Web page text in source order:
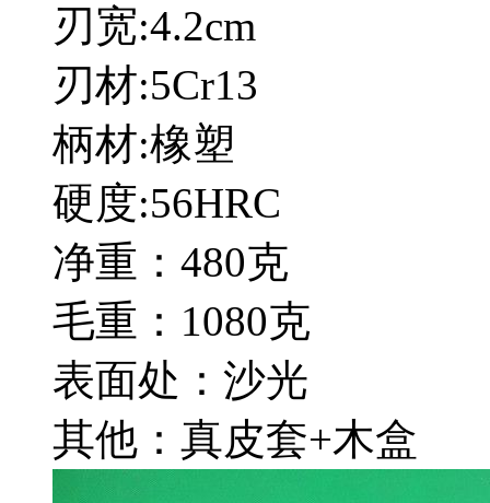
刃宽:4.2cm
刃材:5Cr13
柄材:橡塑
硬度:56HRC
净重：480克
毛重：1080克
表面处：沙光
其他：真皮套+木盒